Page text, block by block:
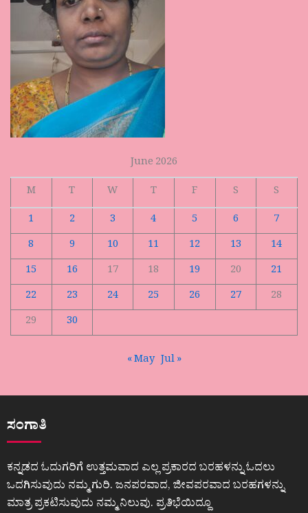
June 2026
M
T W T F S
S
1
2 3 4 5 6
7
8
9 10 11 12 13
14
15
16 17 18 19 20
21
22
23 24 25 26 27
28
29
30
« May Jul »
ಸಂಗಾತಿ
ಕನ್ನಡದ ಓದುಗರಿಗೆ ಉತ್ತಮವಾದ ಎಲ್ಲ ಪ್ರಕಾರದ ಬರಹಳನ್ನು ಓದಲು
ಒದಗಿಸುವುದು ನಮ್ಮ ಗುರಿ. ಜನಪರವಾದ, ಜೀವಪರವಾದ ಬರಹಗಳನ್ನು
ಮಾತ್ರ ಪ್ರಕಟಿಸುವುದು ನಮ್ಮ ನಿಲುವು. ಪ್ರತಿಭೆಯಿದ್ದೂ